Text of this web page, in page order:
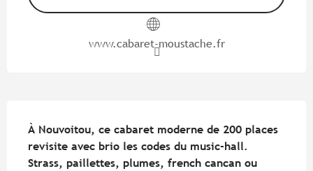
www.cabaret-moustache.fr
À Nouvoitou, ce cabaret moderne de 200 places
revisite avec brio les codes du music-hall.
Strass, paillettes, plumes, french cancan ou